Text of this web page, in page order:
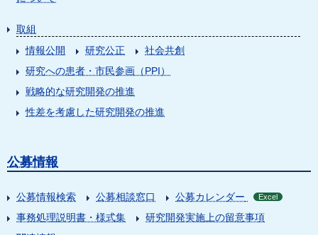
取組
情報公開
研究公正
社会共創
研究への患者・市民参画（PPI）
戦略的な研究開発の推進
性差を考慮した研究開発の推進
公募情報
公募情報検索 公募相談窓口 公募カレンダー Excel
事務処理説明書・様式集
研究開発実施上の留意事項